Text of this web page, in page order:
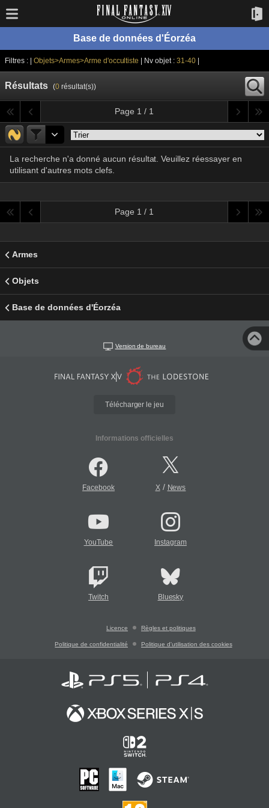
Base de données d'Éorzéa
Filtres : | Objets>Armes>Arme d'occultiste | Nv objet :31-40
Résultats (0résultat(s))
Page 1 / 1
La recherche n'a donné aucun résultat. Veuillez réessayer en
utilisant d'autres mots clefs.
Page 1 / 1
Armes
Objets
Base de données d'Éorzéa
Version de bureau
Télécharger le jeu
Informations officielles
Facebook X/ News
YouTube Instagram
Twitch Bluesky
Licence Règles et politiques
Politique de confidentialité Politique d'utilisation des cookies